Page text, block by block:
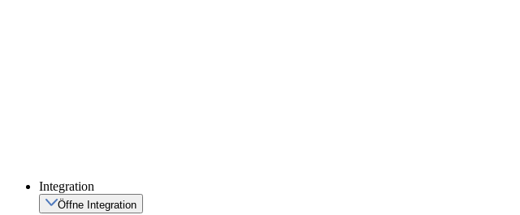
Integration
Öffne Integration